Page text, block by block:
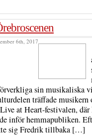
6th, 2017
sin musikaliska
träffade musikern
at Heart-festivalen, där
inför hemmapubliken.
sig Fredrik tillbaka […]